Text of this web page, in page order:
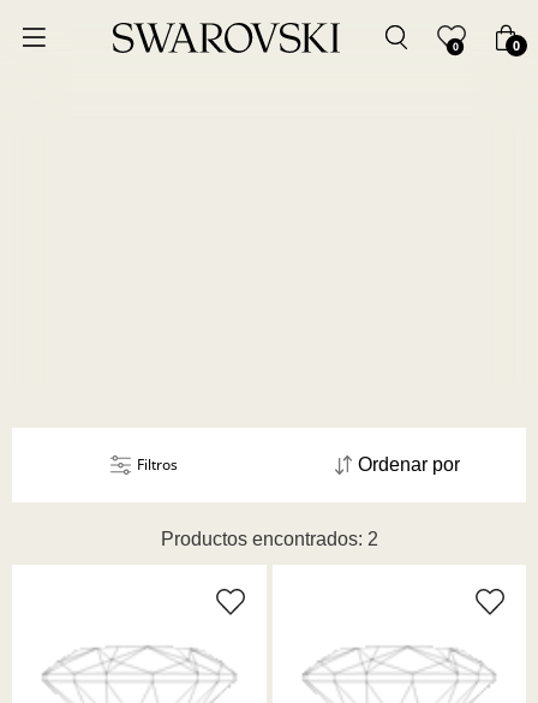
0 0
Productos encontrados: 2
Ordenar por
Ordenar por
Fecha de lanzamiento
Filtros